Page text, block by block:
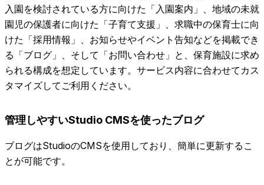
入園を検討されている方に向けた「入園案内」、地域の未就
園児の保護者に向けた「子育て支援」、求職中の保育士に向
けた「採用情報」、お知らせやイベント告知などを掲載でき
る「ブログ」、そして「お問い合わせ」と、保育施設に求め
られる構成を想定しています。サービス内容に合わせてカス
タマイズしてご利用ください。
管理しやすいStudio CMSを使ったブログ
ブログはStudioのCMSを使用しており、簡単に更新するこ
とが可能です。